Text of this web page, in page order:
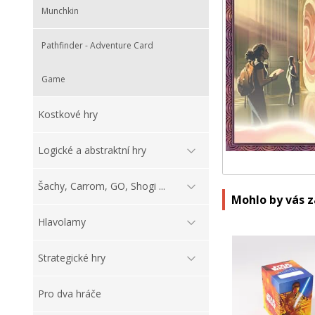
Munchkin
Pathfinder - Adventure Card
Game
Kostkové hry
Logické a abstraktní hry
Šachy, Carrom, GO, Shogi ...
Hlavolamy
Strategické hry
Pro dva hráče
Mohlo by vás